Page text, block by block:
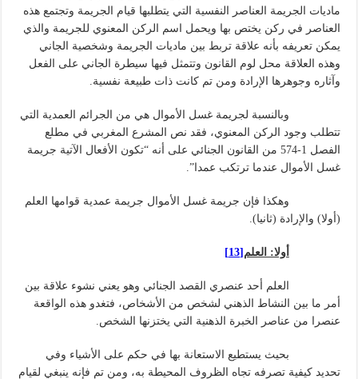
ماديات الجريمة العناصر النفسية التي يتطلبها قيام الجريمة وتجتمع هذه
العناصر في ركن يختص بها ويحمل اسم الركن المعنوي للجريمة والذي
يمكن تعريفه بأنه علاقة تربط بين ماديات الجريمة وشخصية الجاني
وهذه العلاقة محل لوم القانون وتتمثل فيها سيطرة الجاني على الفعل
وآثاره وجوهرها الإرادة ومن تم كانت ذات طبيعة نفسية.
وبالنسبة لجريمة غسل الأموال هي من الجرائم العمدية التي
تتطلب وجود الركن المعنوي، فقد نص المشرع المغربي في مطلع
الفصل 1-574 من القانون الجنائي على أنه “تكون الأفعال الآتية جريمة
غسل الأموال عندما ترتكب عمدا”.
وهكذا فإن جريمة غسل الأموال جريمة عمدية قوامها العلم
(أولا) والإرادة (ثانيا).
أولا: العلم [13]
العلم أحد عنصري القصد الجنائي وهو يعني نشوء علاقة بين
أمر ما بين النشاط الذهني لشخص من الأشخاص، فتغدو هذه الواقعة
عنصرا من عناصر الخبرة الذهنية التي يختزنها الشخص.
بحيث يستطيع الاستعانة بها في حكم على الأشياء وفي
تحديد كيفية تصرفه تجاه الظروف المحيطة به، ومن تم فإنه ينبغي لقيام